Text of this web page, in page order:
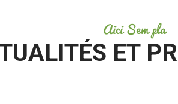
Aici Sem pla
ET